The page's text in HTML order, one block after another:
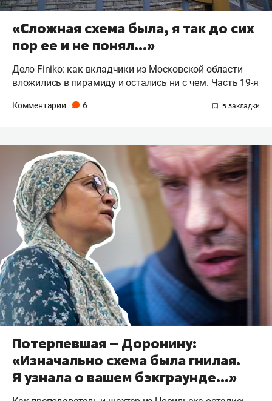
«Сложная схема была, я так до сих
пор ее и не понял…»
Дело Finiko: как вкладчики из Московской области
вложились в пирамиду и остались ни с чем. Часть 19-я
Комментарии 6
Потерпевшая – Доронину:
«Изначально схема была гнилая.
Я узнала о вашем бэкграунде…»